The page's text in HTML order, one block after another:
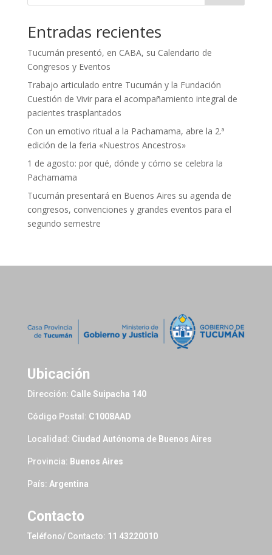
Entradas recientes
Tucumán presentó, en CABA, su Calendario de
Congresos y Eventos
Trabajo articulado entre Tucumán y la Fundación
Cuestión de Vivir para el acompañamiento integral de
pacientes trasplantados
Con un emotivo ritual a la Pachamama, abre la 2.ª
edición de la feria «Nuestros Ancestros»
1 de agosto: por qué, dónde y cómo se celebra la
Pachamama
Tucumán presentará en Buenos Aires su agenda de
congresos, convenciones y grandes eventos para el
segundo semestre
Ubicación
Dirección: Calle Suipacha 140
Código Postal: C1008AAD
Localidad: Ciudad Autónoma de Buenos Aires
Provincia: Buenos Aires
País: Argentina
Contacto
Teléfono/ Contacto: 11 43220010